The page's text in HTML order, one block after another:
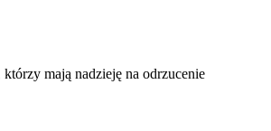
mają nadzieję na odrzucenie